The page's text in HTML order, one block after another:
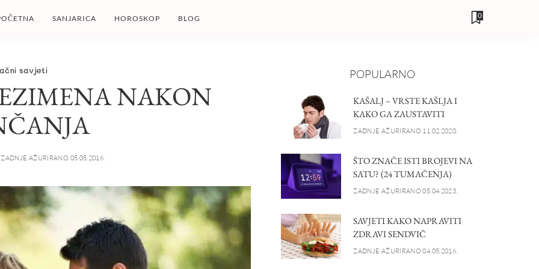
SANJARICA HOROSKOP BLOG 0
savjeti
NAKON
ZADNJE AŽURIRANO 05.05.2016.
POPULARNO
KAŠALJ – VRSTE KAŠLJA I
KAKO GA ZAUSTAVITI
ZADNJE AŽURIRANO 11.02.2020.
ŠTO ZNAČE ISTI BROJEVI NA
SATU? (24 TUMAČENJA)
ZADNJE AŽURIRANO 05.04.2023.
SAVJETI KAKO NAPRAVITI
ZDRAVI SENDVIČ
ZADNJE AŽURIRANO 04.05.2016.